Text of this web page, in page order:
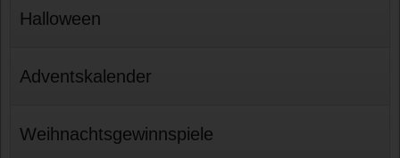
Halloween
Adventskalender
Weihnachtsgewinnspiele